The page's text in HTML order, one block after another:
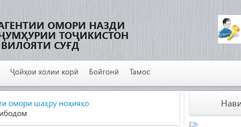
ОМОРИ НАЗДИ
ТОҶИКИСТОН
СУҒД
Ҷойҳои холии корӣ Бойгонӣ Тамос
омори шаҳру ноҳияҳо